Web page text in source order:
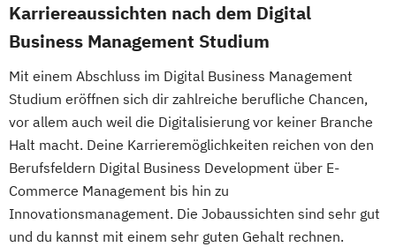
Karriereaussichten nach dem Digital
Business Management Studium
Mit einem Abschluss im Digital Business Management
Studium eröffnen sich dir zahlreiche berufliche Chancen,
vor allem auch weil die Digitalisierung vor keiner Branche
Halt macht. Deine Karrieremöglichkeiten reichen von den
Berufsfeldern Digital Business Development über E-
Commerce Management bis hin zu
Innovationsmanagement. Die Jobaussichten sind sehr gut
und du kannst mit einem sehr guten Gehalt rechnen.